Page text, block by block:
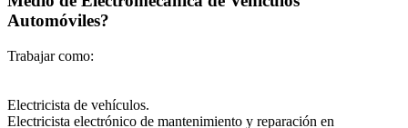
Automóviles?
Trabajar como:
Electricista de vehículos.
Electricista electrónico de mantenimiento y reparación en